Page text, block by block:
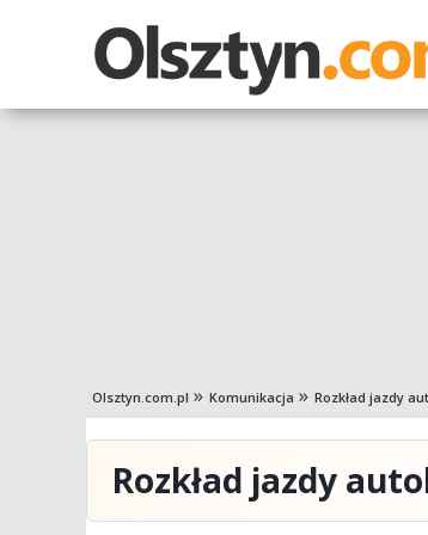
Olsztyn.com.pl Komunikacja Rozkład jazdy
Rozkład jazdy